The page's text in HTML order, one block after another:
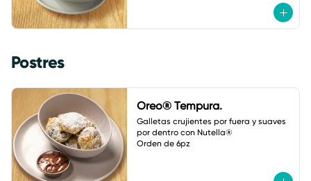
Postres
Oreo® Tempura.
Galletas crujientes por fuera y suaves
por dentro con Nutella®
Orden de 6pz